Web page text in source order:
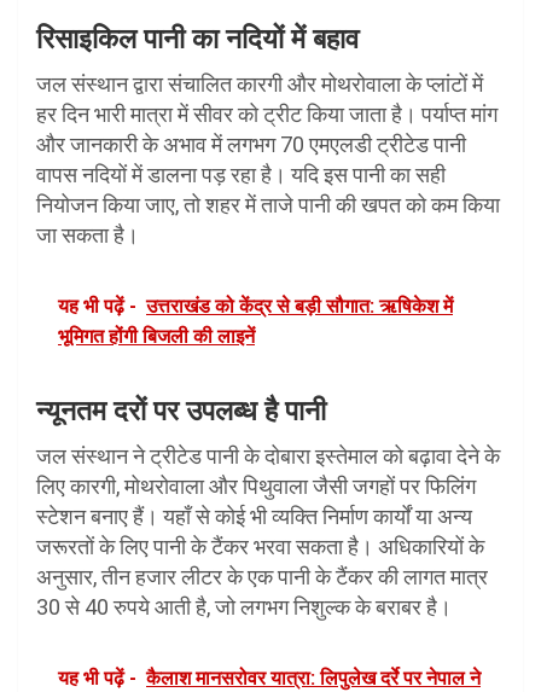
रिसाइकिल पानी का नदियों में बहाव
जल संस्थान द्वारा संचालित कारगी और मोथरोवाला के प्लांटों में
हर दिन भारी मात्रा में सीवर को ट्रीट किया जाता है। पर्याप्त मांग
और जानकारी के अभाव में लगभग 70 एमएलडी ट्रीटेड पानी
वापस नदियों में डालना पड़ रहा है। यदि इस पानी का सही
नियोजन किया जाए, तो शहर में ताजे पानी की खपत को कम किया
जा सकता है।
यह भी पढ़ें - उत्तराखंड को केंद्र से बड़ी सौगात: ऋषिकेश में
भूमिगत होंगी बिजली की लाइनें
न्यूनतम दरों पर उपलब्ध है पानी
जल संस्थान ने ट्रीटेड पानी के दोबारा इस्तेमाल को बढ़ावा देने के
लिए कारगी, मोथरोवाला और पिथुवाला जैसी जगहों पर फिलिंग
स्टेशन बनाए हैं। यहाँ से कोई भी व्यक्ति निर्माण कार्यों या अन्य
जरूरतों के लिए पानी के टैंकर भरवा सकता है। अधिकारियों के
अनुसार, तीन हजार लीटर के एक पानी के टैंकर की लागत मात्र
30 से 40 रुपये आती है, जो लगभग निशुल्क के बराबर है।
यह भी पढ़ें - कैलाश मानसरोवर यात्रा: लिपुलेख दर्रे पर नेपाल ने